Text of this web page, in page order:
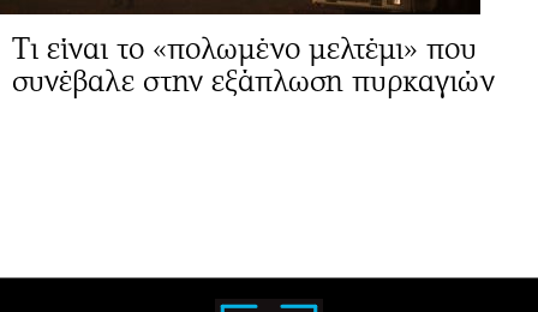
Τι είναι το «πολωμένο μελτέμι» που
συνέβαλε στην εξάπλωση πυρκαγιών